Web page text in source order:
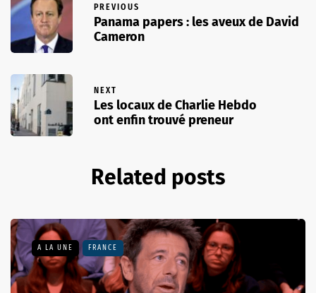
PREVIOUS
Panama papers : les aveux de David
Cameron
NEXT
Les locaux de Charlie Hebdo
ont enfin trouvé preneur
Related posts
A LA UNE FRANCE